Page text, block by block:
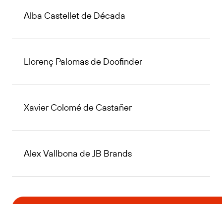
Alba Castellet de Década
Llorenç Palomas de Doofinder
Xavier Colomé de Castañer
Alex Vallbona de JB Brands